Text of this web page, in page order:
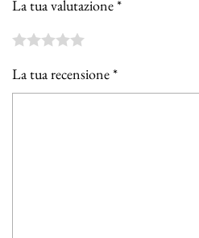
La tua valutazione*
La tua recensione*